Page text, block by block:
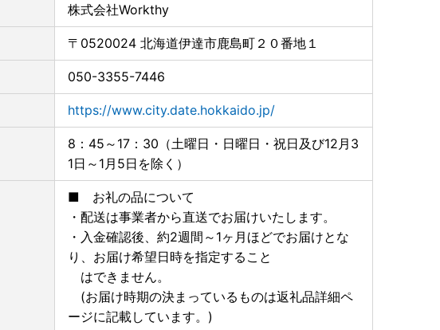
株式会社Workthy
〒0520024 北海道伊達市鹿島町２０番地１
050-3355-7446
https://www.city.date.hokkaido.jp/
8：45～17：30（土曜日・日曜日・祝日及び12月3
1日～1月5日を除く）
■ お礼の品について
・配送は事業者から直送でお届けいたします。
・入金確認後、約2週間～1ヶ月ほどでお届けとな
り、お届け希望日時を指定すること
はできません。
(お届け時期の決まっているものは返礼品詳細ペ
ージに記載しています。)